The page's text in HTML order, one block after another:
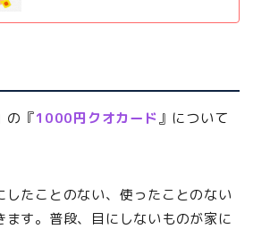
の『1000円クオカード』について
したことのない、使ったことのない
ます。普段、目にしないものが家に